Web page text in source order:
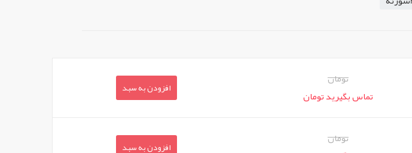
تومان
تماس بگیرید تومان
افزودن به سبد
تومان
افزودن به سبد